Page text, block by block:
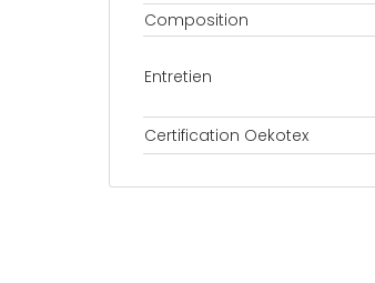
Composition
Entretien
Certification Oekotex